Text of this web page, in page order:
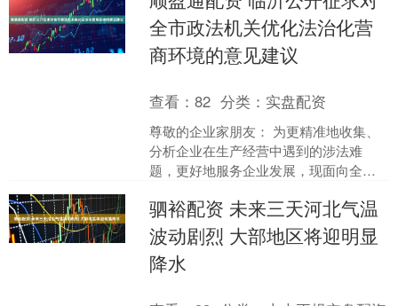
全市政法机关优化法治化营
商环境的意见建议
查看：82 分类： 实盘配资
尊敬的企业家朋友： 为更精准地收集、
分析企业在生产经营中遇到的涉法难
题，更好地服务企业发展，现面向全市
意见建议。 本次问卷调查....
驷裕配资 未来三天河北气温
波动剧烈 大部地区将迎明显
降水